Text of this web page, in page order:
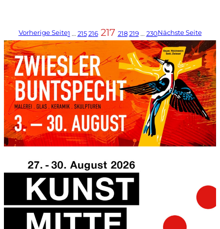
Vorherige Seite1 … 215 216 217 218 219 … 230Nächste Seite